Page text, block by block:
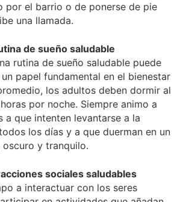
por el barrio o de ponerse de pie
una llamada.
de sueño saludable
rutina de sueño saludable puede
papel fundamental en el bienestar
los adultos deben dormir al
por noche. Siempre animo a
a que intenten levantarse a la
los días y a que duerman en un
y tranquilo.
sociales saludables
a interactuar con los seres